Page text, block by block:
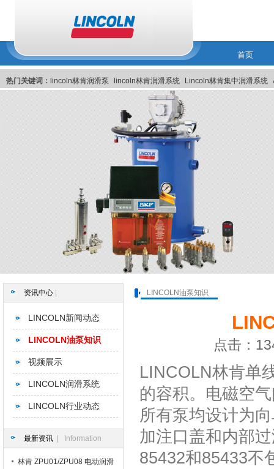
首页
热门关键词： lincoln林肯润滑泵 lincoln林肯润滑系统 Lincoln林肯集中润滑系统
美国Lincoln林肯集中润滑系统 Lincoln美国林肯集中润滑系统
资讯中心
LINCOLN新闻动态
LINCOLN油泵知识
视频展示
LINCOLN润滑系统
LINCOLN行业动态
最新资讯 | Information
林肯 ZPU01/ZPU08 电动润滑
LINCOLN油泵知识
点击：
LINCOLN林肯单
的容积。电磁空
所有泵均设计为
加注口盖和内部
85432和85433不